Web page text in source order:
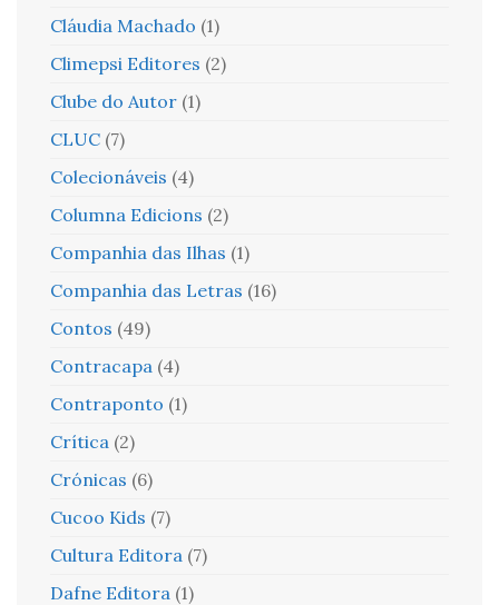
Cláudia Machado (1)
Climepsi Editores (2)
Clube do Autor (1)
CLUC (7)
Colecionáveis (4)
Columna Edicions (2)
Companhia das Ilhas (1)
Companhia das Letras (16)
Contos (49)
Contracapa (4)
Contraponto (1)
Crítica (2)
Crónicas (6)
Cucoo Kids (7)
Cultura Editora (7)
Dafne Editora (1)